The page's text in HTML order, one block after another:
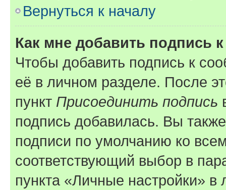
Вернуться к началу
Как мне добавить подпись
Чтобы добавить подпись к
её в личном разделе. После
пункт Присоединить подпись
подпись добавилась. Вы
подписи по умолчанию ко
соответствующий выбор в
пункта «Личные настройки»